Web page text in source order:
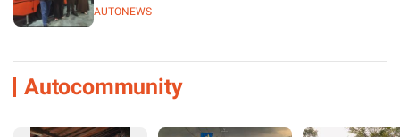
AUTONEWS
Autocommunity